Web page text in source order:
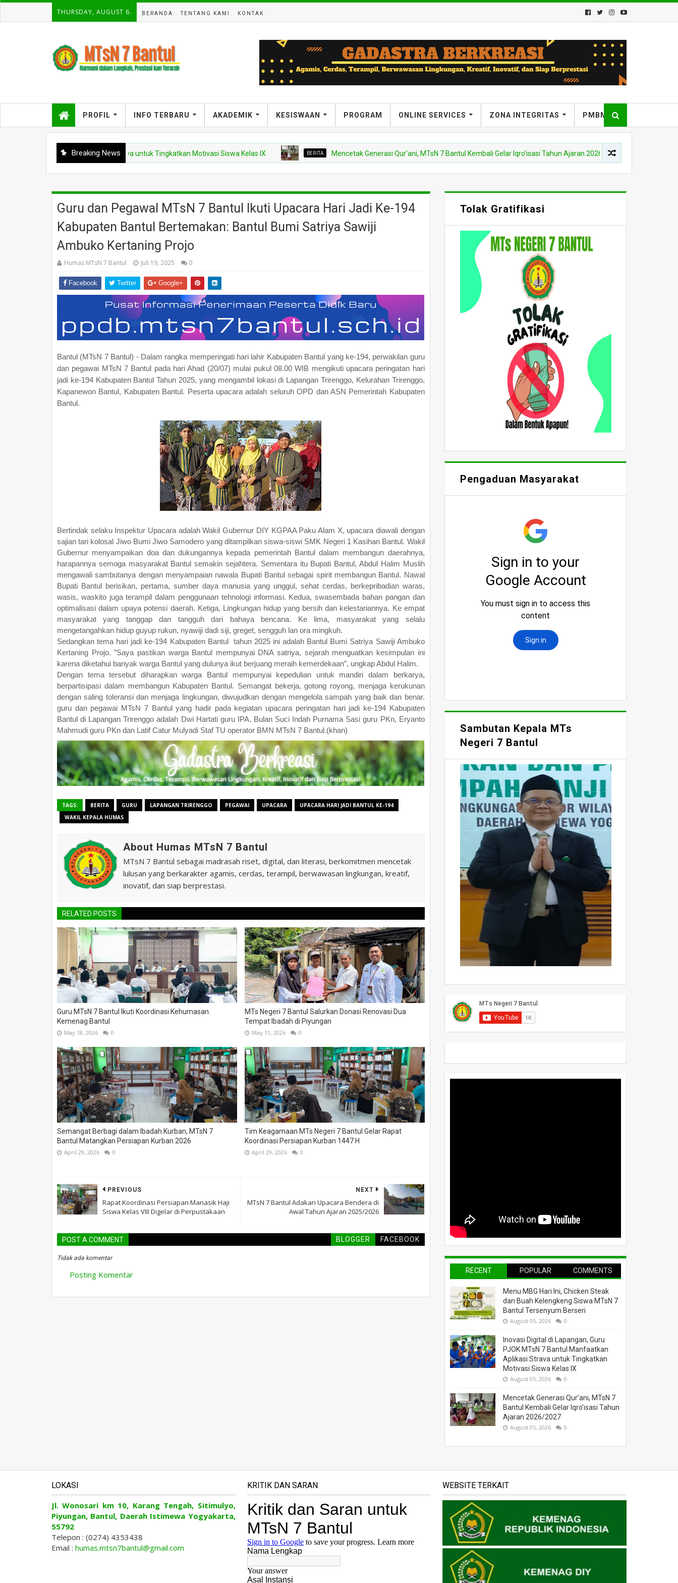
THURSDAY, AUGUST 6. BERANDA TENTANG KAMI KONTAK
PROFIL INFO TERBARU AKADEMIK KESISWAAN PROGRAM ONLINE SERVICES ZONA INTEGRITAS PMBM
Breaking News
Manfaatkan Aplikasi Strava untuk Tingkatkan Motivasi Siswa Kelas IX BERITA Mencetak Generasi Qur’ani, MTsN 7 Bantul Kembali Gelar Iqro’isasi Tahun Ajaran 2026/2027
Guru dan PegawaI MTsN 7 Bantul Ikuti Upacara Hari Jadi Ke-194
Kabupaten Bantul Bertemakan: Bantul Bumi Satriya Sawiji
Ambuko Kertaning Projo
Humas MTsN 7 Bantul Juli 19, 2025 0
Facebook Twitter Google+
Bantul (MTsN 7 Bantul) - Dalam rangka memperingati hari lahir Kabupaten Bantul yang ke-194, perwakilan guru
dan pegawai MTsN 7 Bantul pada hari Ahad (20/07) mulai pukul 08.00 WIB mengikuti upacara peringatan hari
jadi ke-194 Kabupaten Bantul Tahun 2025, yang mengambil lokasi di Lapangan Trirenggo, Kelurahan Trirenggo,
Kapanewon Bantul, Kabupaten Bantul. Peserta upacara adalah seluruh OPD dan ASN Pemerintah Kabupaten
Bantul.
Bertindak selaku Inspektur Upacara adalah Wakil Gubernur DIY KGPAA Paku Alam X, upacara diawali dengan
sajian tari kolosal Jiwo Bumi Jiwo Samodero yang ditampilkan siswa-siswi SMK Negeri 1 Kasihan Bantul. Wakil
Gubernur menyampaikan doa dan dukungannya kepada pemerintah Bantul dalam membangun daerahnya,
harapannya semoga masyarakat Bantul semakin sejahtera. Sementara itu Bupati Bantul, Abdul Halim Muslih
mengawali sambutanya dengan menyampaian nawala Bupati Bantul sebagai spirit membangun Bantul. Nawal
Bupati Bantul berisikan, pertama, sumber daya manusia yang unggul, sehat cerdas, berkepribadian waras,
wasis, waskito juga terampil dalam penggunaan tehnologi informasi. Kedua, swasembada bahan pangan dan
optimalisasi dalam upaya potensi daerah. Ketiga, Lingkungan hidup yang bersih dan kelestariannya. Ke empat
masyarakat yang tanggap dan tangguh dari bahaya bencana. Ke lima, masyarakat yang selalu
mengetangahkan hidup guyup rukun, nyawiji dadi siji, greget, sengguh lan ora mingkuh.
Sedangkan tema hari jadi ke-194 Kabupaten Bantul tahun 2025 ini adalah Bantul Bumi Satriya Sawiji Ambuko
Kertaning Projo. ”Saya pastikan warga Bantul mempunyai DNA satriya, sejarah menguatkan kesimpulan ini
karena diketahui banyak warga Bantul yang dulunya ikut berjuang meraih kemerdekaan”, ungkap Abdul Halim.
Dengan tema tersebut diharapkan warga Bantul mempunyai kepedulian untuk mandiri dalam berkarya,
berpartisipasi dalam membangun Kabupaten Bantul. Semangat bekerja, gotong royong, menjaga kerukunan
dengan saling toleransi dan menjaga lingkungan, diwujudkan dengan mengelola sampah yang baik dan benar.
guru dan pegawai MTsN 7 Bantul yang hadir pada kegiatan upacara peringatan hari jadi ke-194 Kabupaten
Bantul di Lapangan Trirenggo adalah Dwi Hartati guru IPA, Bulan Suci Indah Purnama Sasi guru PKn, Eryanto
Mahmudi guru PKn dan Latif Catur Mulyadi Staf TU operator BMN MTsN 7 Bantul.(khan)
TAGS: BERITA GURU LAPANGAN TRIRENGGO PEGAWAI UPACARA
UPACARA HARI JADI BANTUL KE-194
WAKIL KEPALA HUMAS
About Humas MTsN 7 Bantul
MTsN 7 Bantul sebagai madrasah riset, digital, dan literasi, berkomitmen mencetak
lulusan yang berkarakter agamis, cerdas, terampil, berwawasan lingkungan, kreatif,
inovatif, dan siap berprestasi.
RELATED POSTS
Guru MTsN 7 Bantul Ikuti Koordinasi Kehumasan
Kemenag Bantul
May 18, 2026 0
MTs Negeri 7 Bantul Salurkan Donasi Renovasi Dua
Tempat Ibadah di Piyungan
May 11, 2026 0
Semangat Berbagi dalam Ibadah Kurban, MTsN 7
Bantul Matangkan Persiapan Kurban 2026
April 29, 2026 0
Tim Keagamaan MTs Negeri 7 Bantul Gelar Rapat
Koordinasi Persiapan Kurban 1447 H
April 29, 2026 0
NEXT
MTsN 7 Bantul Adakan Upacara Bendera di
Awal Tahun Ajaran 2025/2026
PREVIOUS
Rapat Koordinasi Persiapan Manasik Haji
Siswa Kelas VIII Digelar di Perpustakaan
POST A COMMENT BLOGGER FACEBOOK
Tidak ada komentar
Posting Komentar
Tolak Gratifikasi
Pengaduan Masyarakat
Sambutan Kepala MTs
Negeri 7 Bantul
RECENT POPULAR COMMENTS
Menu MBG Hari Ini, Chicken Steak
dan Buah Kelengkeng Siswa MTsN 7
Bantul Tersenyum Berseri
August 05, 2026 0
Inovasi Digital di Lapangan, Guru
PJOK MTsN 7 Bantul Manfaatkan
Aplikasi Strava untuk Tingkatkan
Motivasi Siswa Kelas IX
August 05, 2026 0
Mencetak Generasi Qur’ani, MTsN 7
Bantul Kembali Gelar Iqro’isasi Tahun
Ajaran 2026/2027
August 05, 2026 0
LOKASI
Jl. Wonosari km 10, Karang Tengah, Sitimulyo,
Piyungan, Bantul, Daerah Istimewa Yogyakarta,
55792
Telepon : (0274) 4353438
Email : humas.mtsn7bantul@gmail.com
KRITIK DAN SARAN WEBSITE TERKAIT